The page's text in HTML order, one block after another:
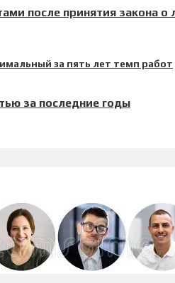
после принятия закона о
за последние годы